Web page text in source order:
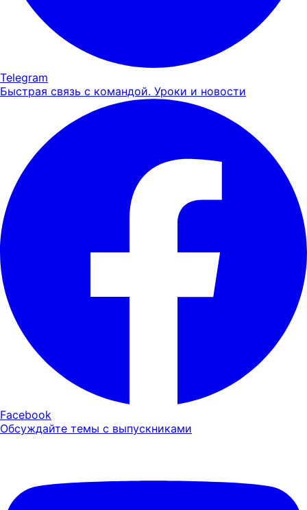
Telegram
Быстрая связь с командой. Уроки и новости
Facebook
Обсуждайте темы с выпускниками